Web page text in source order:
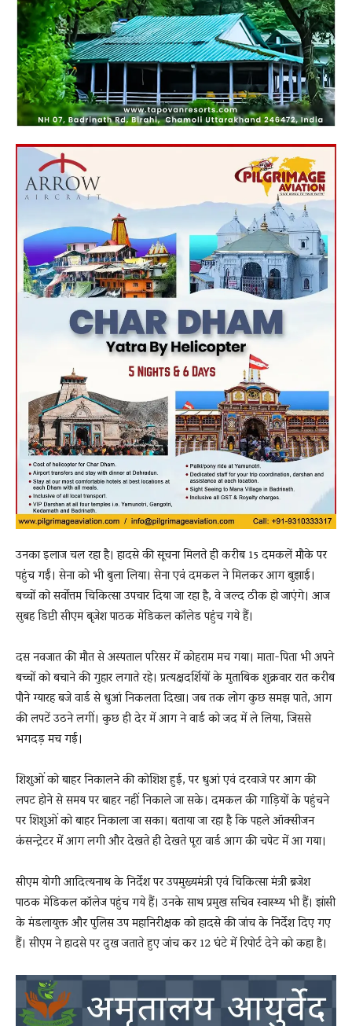
उनका इलाज चल रहा है। हादसे की सूचना मिलते ही करीब 15 दमकलें मौके पर
पहुंच गईं। सेना को भी बुला लिया। सेना एवं दमकल ने मिलकर आग बुझाई।
बच्चों को सर्वोत्तम चिकित्सा उपचार दिया जा रहा है, वे जल्द ठीक हो जाएंगे। आज
सुबह डिप्टी सीएम बृजेश पाठक मेडिकल कॉलेड पहुंच गये हैं।
दस नवजात की मौत से अस्पताल परिसर में कोहराम मच गया। माता-पिता भी अपने
बच्चों को बचाने की गुहार लगाते रहे। प्रत्यक्षदर्शियों के मुताबिक शुक्रवार रात करीब
पौने ग्यारह बजे वार्ड से धुआं निकलता दिखा। जब तक लोग कुछ समझ पाते, आग
की लपटें उठने लगीं। कुछ ही देर में आग ने वार्ड को जद में ले लिया, जिससे
भगदड़ मच गई।
शिशुओं को बाहर निकालने की कोशिश हुई, पर धुआं एवं दरवाजे पर आग की
लपट होने से समय पर बाहर नहीं निकाले जा सके। दमकल की गाड़ियों के पहुंचने
पर शिशुओं को बाहर निकाला जा सका। बताया जा रहा है कि पहले ऑक्सीजन
कंसन्ट्रेटर में आग लगी और देखते ही देखते पूरा वार्ड आग की चपेट में आ गया।
सीएम योगी आदित्यनाथ के निर्देश पर उपमुख्यमंत्री एवं चिकित्सा मंत्री ब्रजेश
पाठक मेडिकल कॉलेज पहुंच गये हैं। उनके साथ प्रमुख सचिव स्वास्थ्य भी हैं। झांसी
के मंडलायुक्त और पुलिस उप महानिरीक्षक को हादसे की जांच के निर्देश दिए गए
हैं। सीएम ने हादसे पर दुख जताते हुए जांच कर 12 घंटे में रिपोर्ट देने को कहा है।